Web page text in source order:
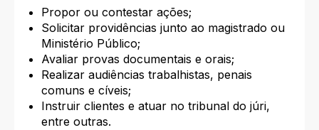
Propor ou contestar ações;
Solicitar providências junto ao magistrado ou
Ministério Público;
Avaliar provas documentais e orais;
Realizar audiências trabalhistas, penais
comuns e cíveis;
Instruir clientes e atuar no tribunal do júri,
entre outras.